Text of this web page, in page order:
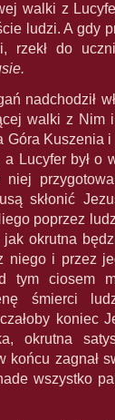
walki z
ludzi. A gdy
rzekł do
nadchodził
walki z Nim
Góra Kuszenia
Lucyfer był o
niej
skłonić
poprzez
jak okrutna
niego i przez
tym ciosem
śmierci
koniec
okrutna
końcu zagnał
wszystko